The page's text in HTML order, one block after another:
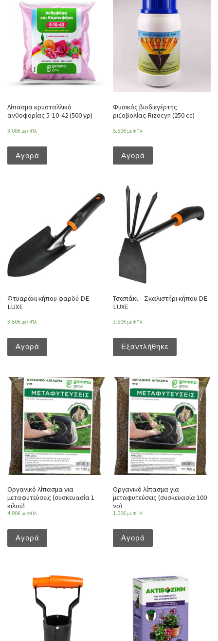
Λίπασμα κρυσταλλικό
ανθοφορίας 5-10-42 (500 γρ)
3.00€ με ΦΠΑ
Αγορά
Φυσικός βιοδιεγέρτης
ριζοβολίας Rizocyn (250 cc)
5.50€ με ΦΠΑ
Αγορά
Φτυαράκι κήπου φαρδύ DE
LUXE
3.50€ με ΦΠΑ
Αγορά
Τσαπάκι – Σκαλιστήρι κήπου DE
LUXE
3.50€ με ΦΠΑ
Εξαντλήθηκε
Οργανικό λίπασμα για
μεταφυτεύσεις (συσκευασία 1
κιλού)
4.00€ με ΦΠΑ
Αγορά
Οργανικό λίπασμα για
μεταφυτεύσεις (συσκευασία 100
γρ)
1.00€ με ΦΠΑ
Αγορά